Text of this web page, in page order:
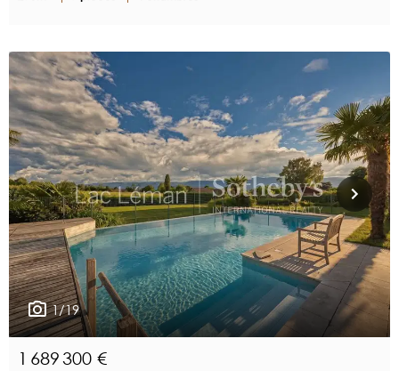
1/19
1 689 300 €